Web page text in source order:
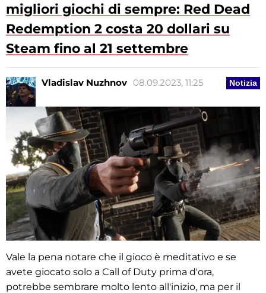
migliori giochi di sempre: Red Dead
Redemption 2 costa 20 dollari su
Steam fino al 21 settembre
Notizia
Vladislav Nuzhnov 08.09.2023, 11:25
Vale la pena notare che il gioco è meditativo e se
avete giocato solo a Call of Duty prima d'ora,
potrebbe sembrare molto lento all'inizio, ma per il